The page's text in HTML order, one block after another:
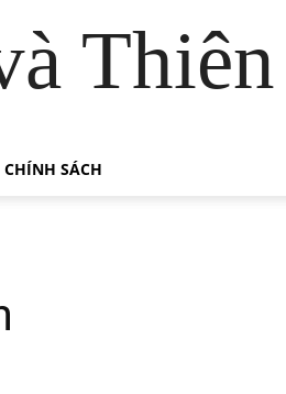
CHÍNH SÁCH